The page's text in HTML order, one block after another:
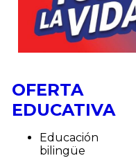
OFERTA
EDUCATIVA
Educación
bilingüe